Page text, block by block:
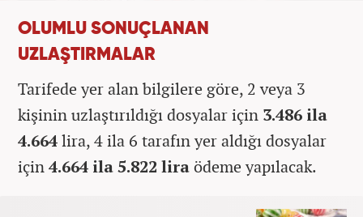
OLUMLU SONUÇLANAN
UZLAŞTIRMALAR
Tarifede yer alan bilgilere göre, 2 veya 3
kişinin uzlaştırıldığı dosyalar için 3.486 ila
4.664lira, 4 ila 6 tarafın yer aldığı dosyalar
için4.664 ila 5.822 liraödeme yapılacak.